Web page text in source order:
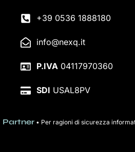
+39 0536 1888180
info@nexq.it
P.IVA 04117970360
SDI USAL8PV
Partner• Per ragioni di sicurezza